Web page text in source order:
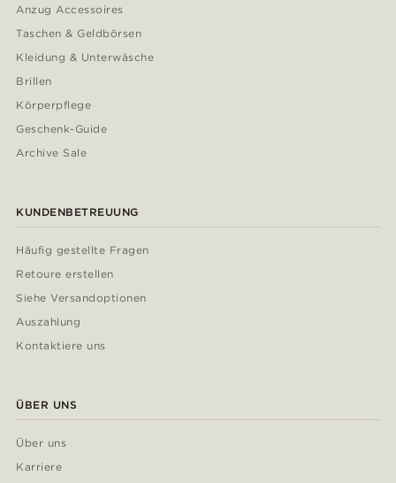
Anzug Accessoires
Taschen & Geldbörsen
Kleidung & Unterwäsche
Brillen
Körperpflege
Geschenk-Guide
Archive Sale
KUNDENBETREUUNG
Häufig gestellte Fragen
Retoure erstellen
Siehe Versandoptionen
Auszahlung
Kontaktiere uns
ÜBER UNS
Über uns
Karriere